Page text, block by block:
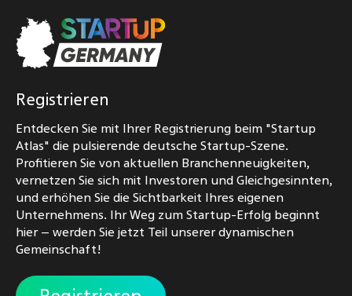
Registrieren
Entdecken Sie mit Ihrer Registrierung beim "Startup
Atlas" die pulsierende deutsche Startup-Szene.
Profitieren Sie von aktuellen Branchenneuigkeiten,
vernetzen Sie sich mit Investoren und Gleichgesinnten,
und erhöhen Sie die Sichtbarkeit Ihres eigenen
Unternehmens. Ihr Weg zum Startup-Erfolg beginnt
hier – werden Sie jetzt Teil unserer dynamischen
Gemeinschaft!